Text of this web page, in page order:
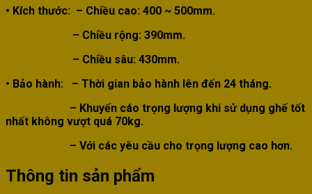
• Kích thước: – Chiều cao: 400 ~ 500mm.
– Chiều rộng: 390mm.
– Chiều sâu: 430mm.
• Bảo hành: – Thời gian bảo hành lên đến 24 tháng.
– Khuyến cáo trọng lượng khi sử dụng ghế tốt
nhất không vượt quá 70kg.
– Với các yêu cầu cho trọng lượng cao hơn.
Thông tin sản phẩm